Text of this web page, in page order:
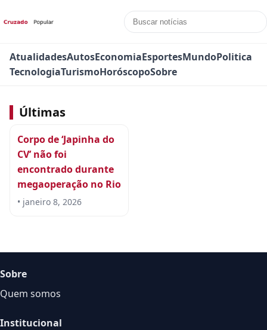
AtualidadesAutosEconomiaEsportesMundoPolitica
TecnologiaTurismoHoróscopoSobre
Últimas
Corpo de ‘Japinha do
CV’ não foi
encontrado durante
megaoperação no Rio
• janeiro 8, 2026
Sobre
Quem somos
Institucional